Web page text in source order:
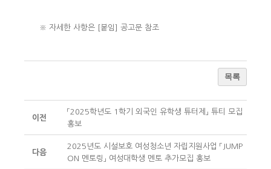
※ 자세한 사항은 [붙임] 공고문 참조
목록
이전
「2025학년도 1학기 외국인 유학생 튜터제」 튜티 모집
홍보
다음
2025년도 시설보호 여성청소년 자립지원사업 「JUMP
ON 멘토링」 여성대학생 멘토 추가모집 홍보